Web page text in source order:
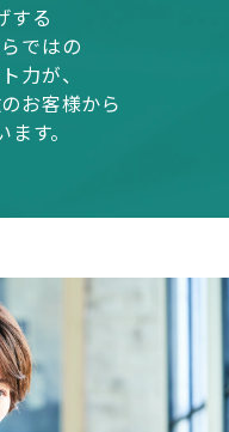
する
ではの
力が、
お客様から
す。